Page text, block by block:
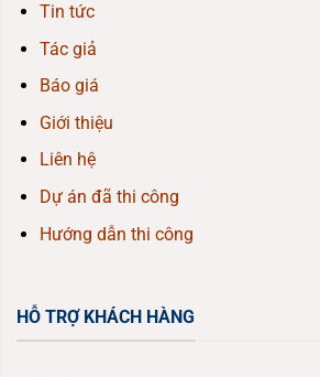
Tin tức
Tác giả
Báo giá
Giới thiệu
Liên hệ
Dự án đã thi công
Hướng dẫn thi công
HỖ TRỢ KHÁCH HÀNG